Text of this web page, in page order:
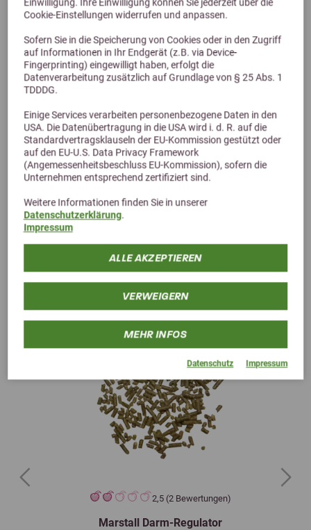
Einwilligung. Ihre Einwilligung können Sie jederzeit über die
Cookie-Einstellungen widerrufen und anpassen.
Sofern Sie in die Speicherung von Cookies oder in den Zugriff
auf Informationen in Ihr Endgerät (z.B. via Device-
Fingerprinting) eingewilligt haben, erfolgt die
Datenverarbeitung zusätzlich auf Grundlage von § 25 Abs. 1
TDDDG.
Einige Services verarbeiten personenbezogene Daten in den
USA. Die Datenübertragung in die USA wird i. d. R. auf die
Standardvertragsklauseln der EU-Kommission gestützt oder
auf den EU-U.S. Data Privacy Framework
(Angemessenheitsbeschluss EU-Kommission), sofern die
Unternehmen entsprechend zertifiziert sind.
Weitere Informationen finden Sie in unserer
Datenschutzerklärung.
Impressum
ALLE AKZEPTIEREN
VERWEIGERN
MEHR INFOS
Datenschutz Impressum
Dose - PerNaturam
Alternative Produkte
2,5 (2 Bewertungen)
Marstall Darm-Regulator
Previous Next